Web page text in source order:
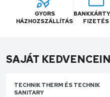
GYORS
HÁZHOZSZÁLLÍTÁS
FIZETÉS
SAJÁT
TECHNIK THERM ÉS TECHNIK
SANITARY